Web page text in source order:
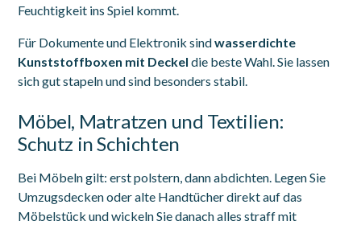
Feuchtigkeit ins Spiel kommt.
Für Dokumente und Elektronik sindwasserdichte
Kunststoffboxen mit Deckel die beste Wahl. Sie lassen
sich gut stapeln und sind besonders stabil.
Möbel, Matratzen und Textilien:
Schutz in Schichten
Bei Möbeln gilt: erst polstern, dann abdichten. Legen Sie
Umzugsdecken oder alte Handtücher direkt auf das
Möbelstück und wickeln Sie danach alles straff mit